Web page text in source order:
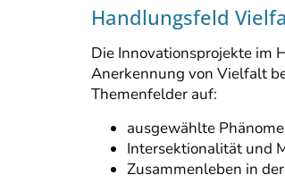
Handlungsfeld
Die Innovationsprojekte im
Anerkennung von Vielfalt
Themenfelder auf:
ausgewählte
Intersektionalität und
Zusammenleben in